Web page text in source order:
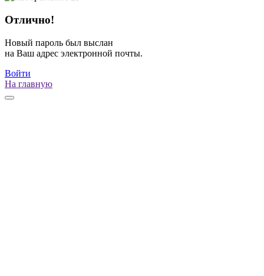
Отлично!
Новый пароль был выслан
на Ваш адрес электронной почты.
Войти
На главную